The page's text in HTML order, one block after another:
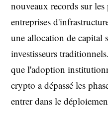
nouveaux records sur
entreprises
une allocation de capital
investisseurs
que l'adoption
crypto a dépassé les
entrer dans le